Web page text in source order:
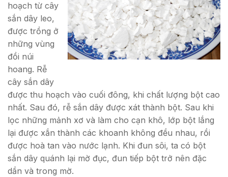
hoạch từ cây
sắn dây leo,
được trồng ở
những vùng
đồi núi
hoang. Rễ
cây sắn dây
được thu hoạch vào cuối đông, khi chất lượng bột cao
nhất. Sau đó, rễ sắn dây được xát thành bột. Sau khi
lọc những mảnh xơ và làm cho cạn khô, lớp bột lắng
lại được xắn thành các khoanh không đều nhau, rồi
được hoà tan vào nước lạnh. Khi đun sôi, ta có bột
sắn dây quánh lại mờ đục, đun tiếp bột trở nên đặc
dần và trong mờ.